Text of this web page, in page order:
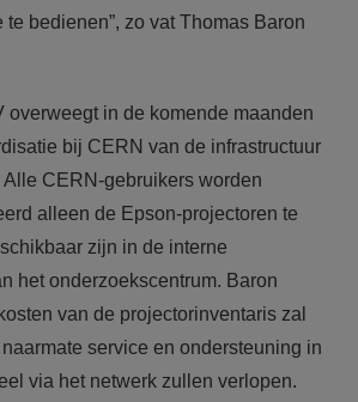
bedienen”, zo vat Thomas Baron
overweegt in de komende maanden
bij CERN van de infrastructuur
CERN-gebruikers worden
alleen de Epson-projectoren te
zijn in de interne
het onderzoekscentrum. Baron
van de projectorinventaris zal
service en ondersteuning in
via het netwerk zullen verlopen.